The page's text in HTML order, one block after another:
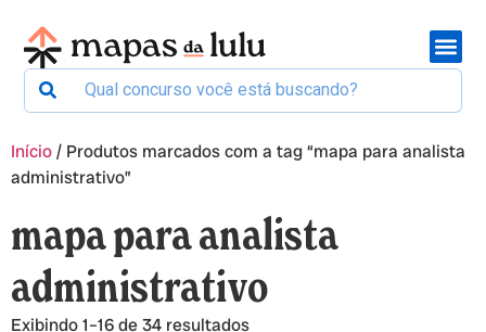
Início/ Produtos marcados com a tag “mapa para analista
administrativo”
mapa para analista
administrativo
Exibindo 1–16 de 34 resultados